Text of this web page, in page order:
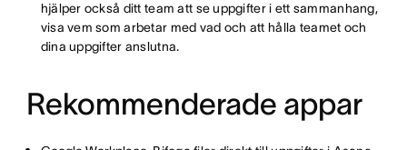
hjälper också ditt team att se uppgifter i ett sammanhang,
visa vem som arbetar med vad och att hålla teamet och
dina uppgifter anslutna.
Rekommenderade appar